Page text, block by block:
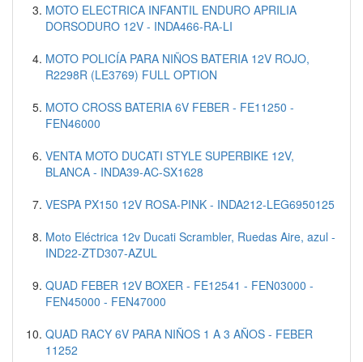
MOTO ELECTRICA INFANTIL ENDURO APRILIA
DORSODURO 12V - INDA466-RA-LI
MOTO POLICÍA PARA NIÑOS BATERIA 12V ROJO,
R2298R (LE3769) FULL OPTION
MOTO CROSS BATERIA 6V FEBER - FE11250 -
FEN46000
VENTA MOTO DUCATI STYLE SUPERBIKE 12V,
BLANCA - INDA39-AC-SX1628
VESPA PX150 12V ROSA-PINK - INDA212-LEG6950125
Moto Eléctrica 12v Ducati Scrambler, Ruedas Aire, azul -
IND22-ZTD307-AZUL
QUAD FEBER 12V BOXER - FE12541 - FEN03000 -
FEN45000 - FEN47000
QUAD RACY 6V PARA NIÑOS 1 A 3 AÑOS - FEBER
11252